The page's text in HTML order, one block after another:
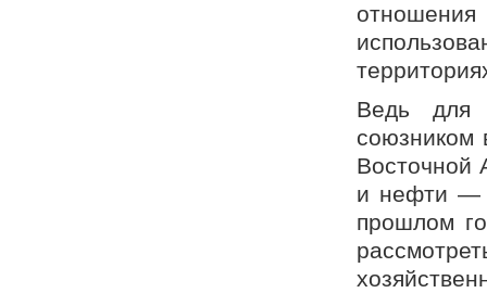
Ведь для
союзником
Восточной
и нефти —
прошлом